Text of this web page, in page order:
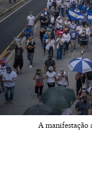
A manifestação